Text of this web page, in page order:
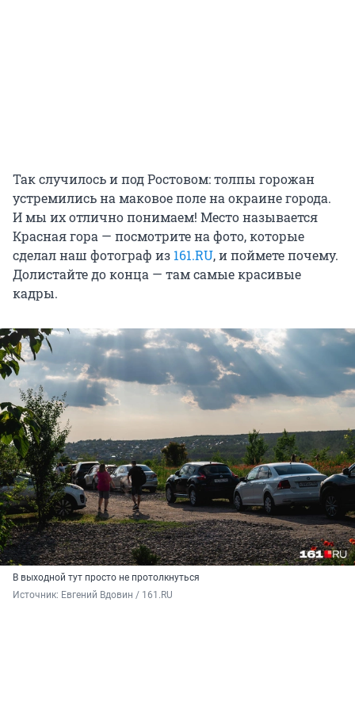
Так случилось и под Ростовом: толпы горожан
устремились на маковое поле на окраине города.
И мы их отлично понимаем! Место называется
Красная гора — посмотрите на фото, которые
сделал наш фотограф из 161.RU, и поймете почему.
Долистайте до конца — там самые красивые
кадры.
В выходной тут просто не протолкнуться
Источник: Евгений Вдовин / 161.RU